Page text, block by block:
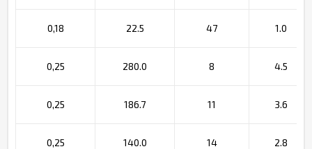
0,18 22.5 47 1.0
0,25 280.0 8 4.5
0,25 186.7 11 3.6
0,25 140.0 14 2.8